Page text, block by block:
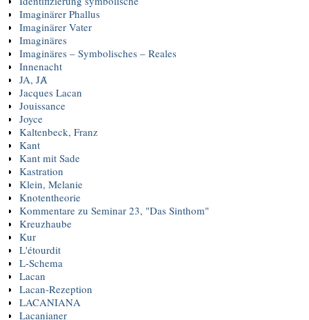
Imaginärer Phallus
Imaginärer Vater
Imaginäres
Imaginäres – Symbolisches – Reales
Innenacht
JA, JȺ
Jacques Lacan
Jouissance
Joyce
Kaltenbeck, Franz
Kant
Kant mit Sade
Kastration
Klein, Melanie
Knotentheorie
Kommentare zu Seminar 23, "Das Sinthom"
Kreuzhaube
Kur
L'étourdit
L-Schema
Lacan
Lacan-Rezeption
LACANIANA
Lacanianer